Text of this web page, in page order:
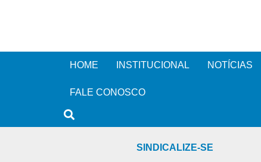
HOME INSTITUCIONAL NOTÍCIAS
FALE CONOSCO
SINDICALIZE-SE